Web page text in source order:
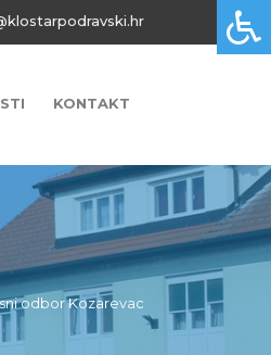
KONTAKT
odbor Kozarevac